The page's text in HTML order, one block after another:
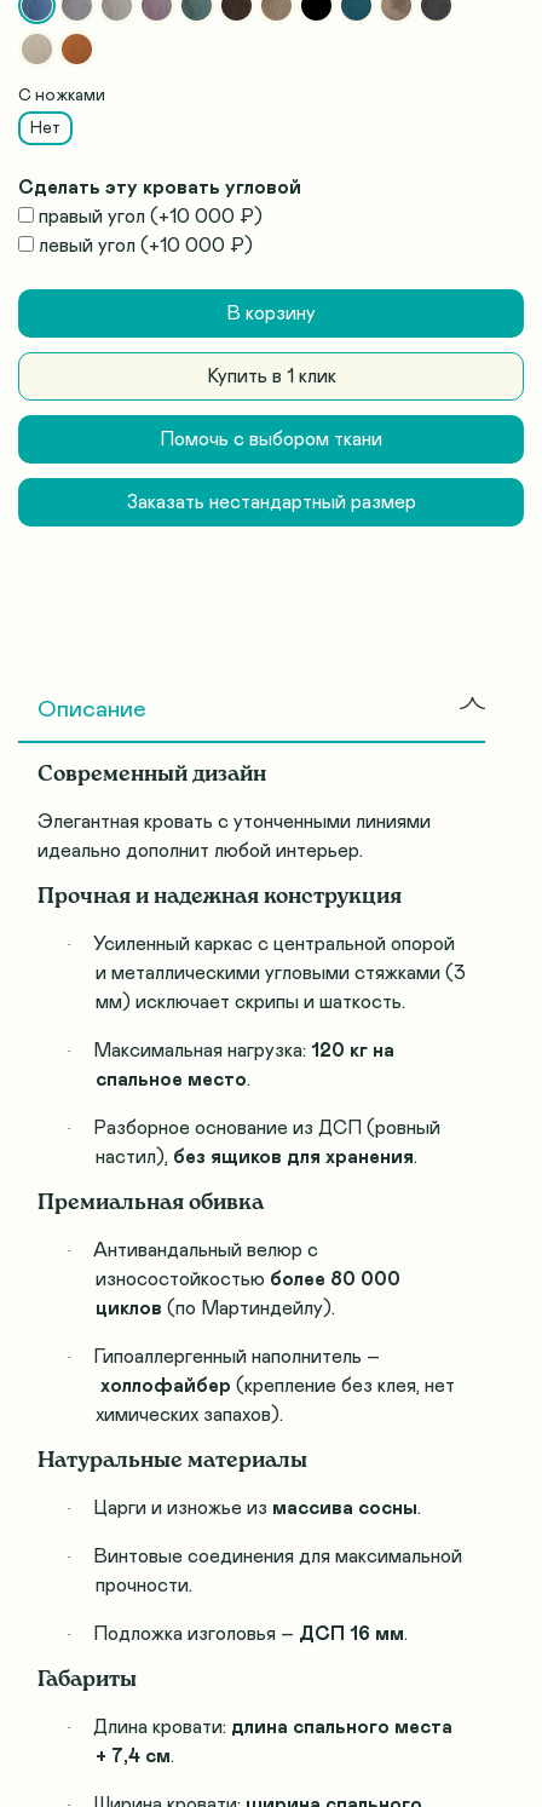
С ножками
Нет
Сделать эту кровать угловой
правый угол (+10 000 ₽)
левый угол (+10 000 ₽)
В корзину
Купить в 1 клик
Помочь с выбором ткани
Заказать нестандартный размер
Описание
Современный дизайн
Элегантная кровать с утонченными линиями
идеально дополнит любой интерьер.
Прочная и надежная конструкция
·
Усиленный каркас с центральной опорой
и металлическими угловыми стяжками (3
мм) исключает скрипы и шаткость.
· Максимальная нагрузка: 120 кг на
спальное место.
·
Разборное основание из ДСП (ровный
настил), без ящиков для хранения.
Премиальная обивка
·
Антивандальный велюр с
износостойкостью более 80 000
циклов (по Мартиндейлу).
·
Гипоаллергенный наполнитель –
холлофайбер (крепление без клея, нет
химических запахов).
Натуральные материалы
· Царги и изножье из массива сосны.
·
Винтовые соединения для максимальной
прочности.
· Подложка изголовья – ДСП 16 мм.
Габариты
· Длина кровати: длина спального места
+ 7,4 см.